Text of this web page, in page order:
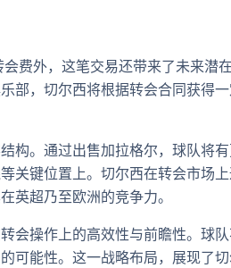
费外，这笔交易还带来了未来潜
部，切尔西将根据转会合同获得
构。通过出售加拉格尔，球队将
关键位置上。切尔西在转会市场
英超乃至欧洲的竞争力。
会操作上的高效性与前瞻性。球
可能性。这一战略布局，展现了